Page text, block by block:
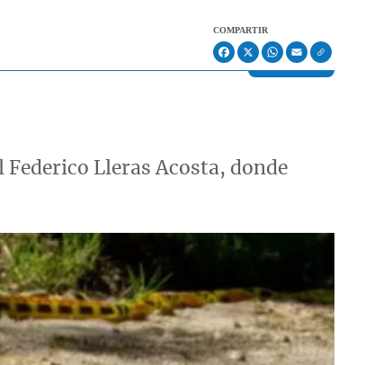
COMPARTIR
Facebook
X WhatsApp
Email
Lleras Acosta, donde